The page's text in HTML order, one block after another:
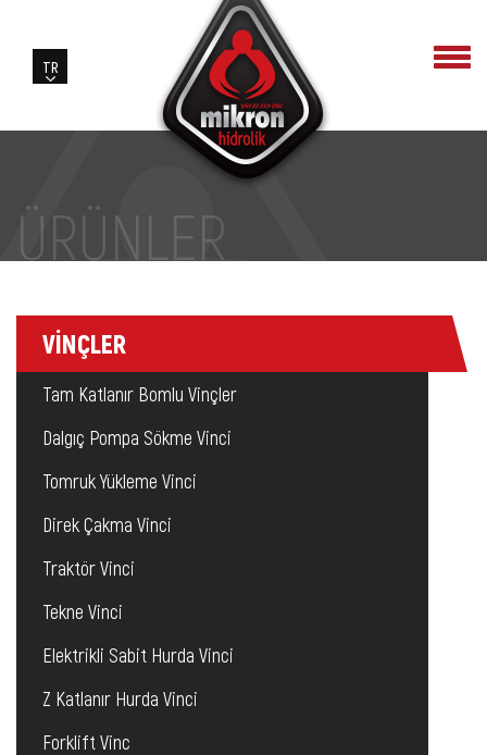
ÜRÜNLER
VİNÇLER
Tam Katlanır Bomlu Vinçler
Dalgıç Pompa Sökme Vinci
Tomruk Yükleme Vinci
Direk Çakma Vinci
Traktör Vinci
Tekne Vinci
Elektrikli Sabit Hurda Vinci
Z Katlanır Hurda Vinci
Forklift Vinc